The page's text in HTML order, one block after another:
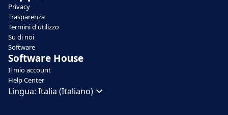
Privacy
Trasparenza
Termini d'utilizzo
Su di noi
Software
Software House
Il mio account
Help Center
Lingua: Italia (Italiano)